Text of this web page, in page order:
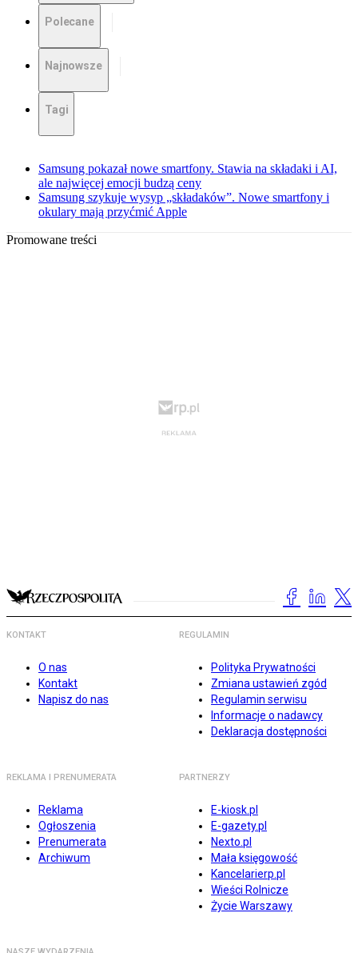
Polecane
Najnowsze
Tagi
Samsung pokazał nowe smartfony. Stawia na składaki i AI,
ale najwięcej emocji budzą ceny
Samsung szykuje wysyp „składaków”. Nowe smartfony i
okulary mają przyćmić Apple
Promowane treści
KONTAKT
O nas
Kontakt
Napisz do nas
REGULAMIN
Polityka Prywatności
Zmiana ustawień zgód
Regulamin serwisu
Informacje o nadawcy
Deklaracja dostępności
REKLAMA I PRENUMERATA
Reklama
Ogłoszenia
Prenumerata
Archiwum
PARTNERZY
E-kiosk.pl
E-gazety.pl
Nexto.pl
Mała księgowość
Kancelarierp.pl
Wieści Rolnicze
Życie Warszawy